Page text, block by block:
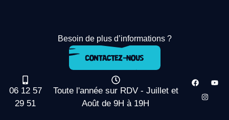
Besoin de plus d’informations ?
06 12 57
29 51
Toute l'année sur RDV - Juillet et
Août de 9H à 19H